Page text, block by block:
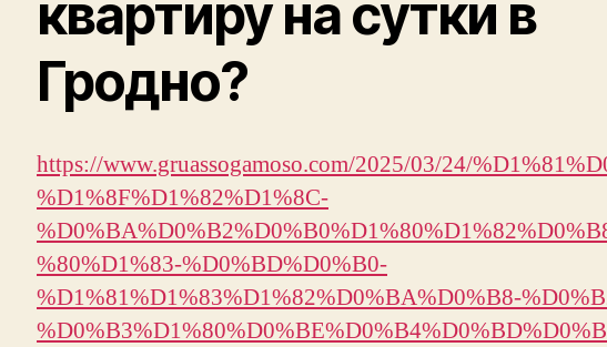
квартиру на сутки в
Гродно?
https://www.gruassogamoso.com/2025/03/24/
%D1%8F%D1%82%D1%8C-
%80%D1%83-%D0%BD%D0%B0-
%D1%81%D1%83%D1%82%D0%BA%D0%B8-